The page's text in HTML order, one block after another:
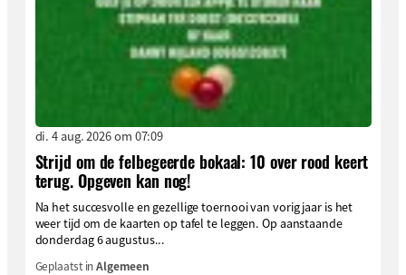
di. 4 aug. 2026 om 07:09
Strijd om de felbegeerde bokaal: 10 over rood keert
terug. Opgeven kan nog!
Na het succesvolle en gezellige toernooi van vorig jaar is het
weer tijd om de kaarten op tafel te leggen. Op aanstaande
donderdag 6 augustus...
Geplaatst inAlgemeen